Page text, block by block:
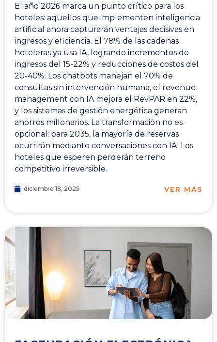
El año 2026 marca un punto crítico para los
hoteles: aquellos que implementen inteligencia
artificial ahora capturarán ventajas decisivas en
ingresos y eficiencia. El 78% de las cadenas
hoteleras ya usa IA, logrando incrementos de
ingresos del 15-22% y reducciones de costos del
20-40%. Los chatbots manejan el 70% de
consultas sin intervención humana, el revenue
management con IA mejora el RevPAR en 22%,
y los sistemas de gestión energética generan
ahorros millonarios. La transformación no es
opcional: para 2035, la mayoría de reservas
ocurrirán mediante conversaciones con IA. Los
hoteles que esperen perderán terreno
competitivo irreversible.
diciembre 18, 2025 VER MÁS